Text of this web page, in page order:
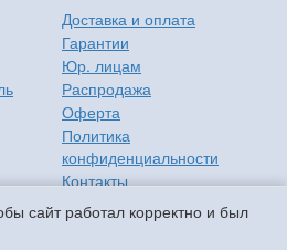
сайт работал корректно и был
Доставка и оплата
Гарантии
Юр. лицам
Распродажа
Оферта
Политика
конфиденциальности
Контакты
О компании